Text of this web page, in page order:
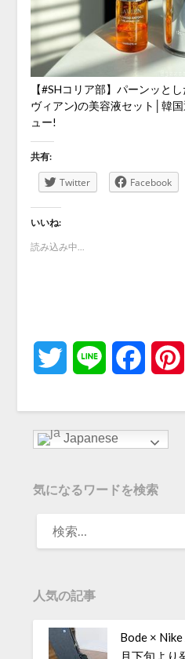
【#SHコリア部】パーンッと
ヴィアン)の美容液セット│韓
ュー!
共有:
Twitter Facebook
いいね:
読み込み中...
Twitter Line
Japanese
気になるワードを検索
人気の記事
Bode ×
月下旬より